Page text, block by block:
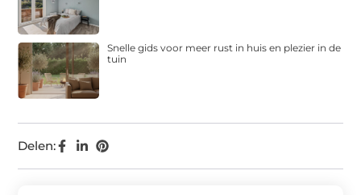
Delen:
Snelle gids voor meer rust in huis en plezier in de
tuin